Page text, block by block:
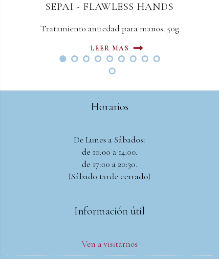
SEPAI - FLAWLESS HANDS
Tratamiento antiedad para manos. 50g
LEER MAS
SEPAI - FLAWLESS NECK
Tratamiento redensificante y tensor para cuello y
LEER MAS
Horarios
De Lunes a Sábados:
de 10:00 a 14:00.
de 17:00 a 20:30.
(Sábado tarde cerrado)
Información útil
Ven a visitarnos